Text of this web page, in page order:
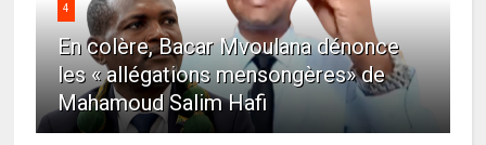
4
En colère, Bacar Mvoulana dénonce
les « allégations mensongères» de
Mahamoud Salim Hafi